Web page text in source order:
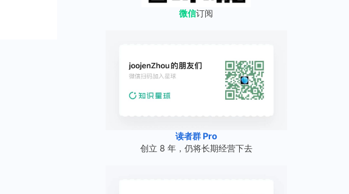
微信订阅
读者群 Pro
创立 8 年，仍将长期经营下去